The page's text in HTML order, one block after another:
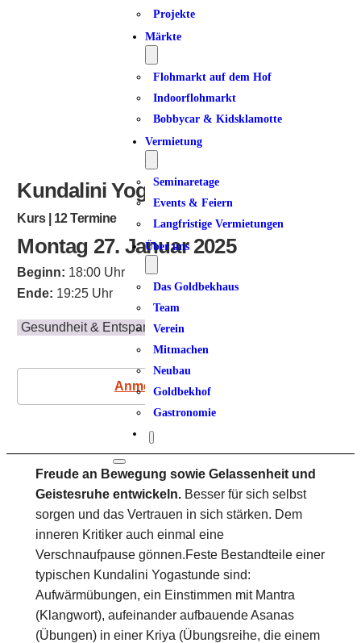
Projekte
Märkte
Flohmarkt auf dem Hof
Indoorflohmarkt
Bobbycar & Kidsklamotte
Vermietung
Seminaretage
Events & Feiern
Langfristige Vermietungen
Über uns
Das Goldbekhaus
Team
Verein
Mitmachen
Neubau
Goldbekhof
Gastronomie
ICS herunterladen
Google Kalender
iCalendarOffice 365
Kundalini Yoga I
Kurs | 12 Termine
Montag 27. Januar 2025
Beginn: 18:00 Uhr
Ende: 19:25 Uhr
Gesundheit & Entspannung
Anmeldung
Freude an Bewegung sowie Gelassenheit und
Geistesruhe entwickeln. Besser für sich selbst
sorgen und das Vertrauen in sich stärken. Dem
inneren Kritiker auch einmal eine
Verschnaufpause gönnen.Feste Bestandteile einer
typischen Kundalini Yogastunde sind:
Aufwärmübungen, ein Einstimmen mit Mantra
(Klangwort), aufeinander aufbauende Asanas
(Übungen) in einer Kriya (Übungsreihe, die einem